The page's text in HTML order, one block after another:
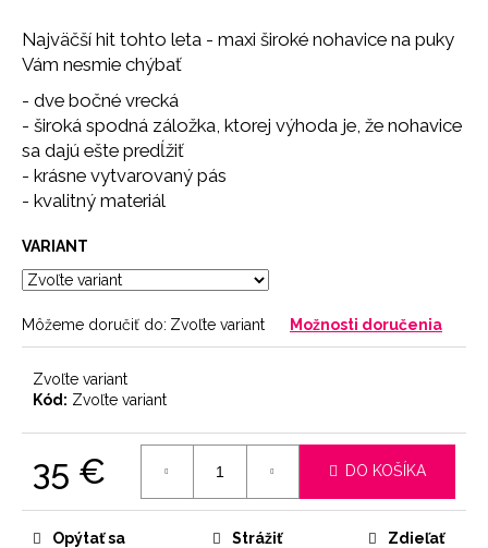
Najväčší hit tohto leta - maxi široké nohavice na puky
Vám nesmie chýbať
- dve bočné vrecká
- široká spodná záložka, ktorej výhoda je, že nohavice
sa dajú ešte predĺžiť
- krásne vytvarovaný pás
- kvalitný materiál
VARIANT
Môžeme doručiť do: Zvoľte variant Možnosti doručenia
Zvoľte variant
Kód: Zvoľte variant
35 € DO KOŠÍKA
Opýtať sa Strážiť Zdieľať
a
m
e
BRAZILKY
SOFT
CHOCOLATE
9